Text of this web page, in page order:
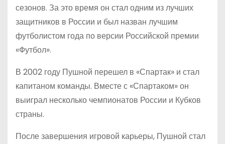
сезонов. За это время он стал одним из лучших
защитников в России и был назван лучшим
футболистом года по версии Российской премии
«Футбол».
В 2002 году Пушной перешел в «Спартак» и стал
капитаном команды. Вместе с «Спартаком» он
выиграл несколько чемпионатов России и Кубков
страны.
После завершения игровой карьеры, Пушной стал